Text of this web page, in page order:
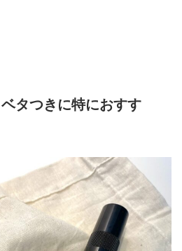
タつきに特におすす